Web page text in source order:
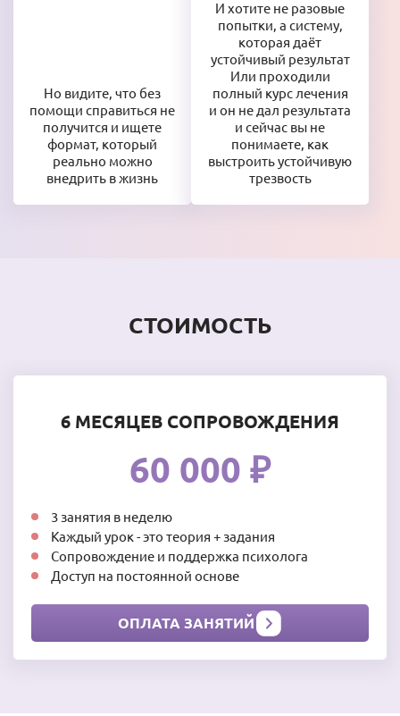
Но видите, что без
помощи справиться не
получится и ищете
формат, который
реально можно
внедрить в жизнь
И хотите не разовые
попытки, а систему,
которая даёт
устойчивый результат
Или проходили
полный курс лечения
и он не дал результата
и сейчас вы не
понимаете, как
выстроить устойчивую
трезвость
СТОИМОСТЬ
6 МЕСЯЦЕВ СОПРОВОЖДЕНИЯ
60 000 ₽
3 занятия в неделю
Каждый урок - это теория + задания
Сопровождение и поддержка психолога
Доступ на постоянной основе
ОПЛАТА ЗАНЯТИЙ